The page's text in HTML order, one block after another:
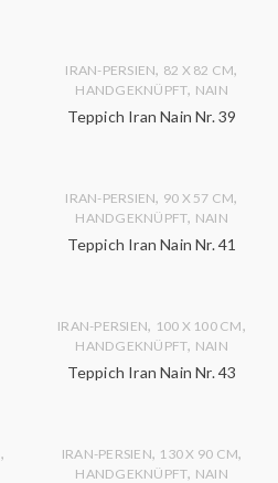
IRAN-PERSIEN, 82 X 82 CM,
HANDGEKNÜPFT, NAIN
Teppich Iran Nain Nr. 39
IRAN-PERSIEN, 90 X 57 CM,
HANDGEKNÜPFT, NAIN
Teppich Iran Nain Nr. 41
IRAN-PERSIEN, 100 X 100 CM,
HANDGEKNÜPFT, NAIN
Teppich Iran Nain Nr. 43
, IRAN-PERSIEN, 130 X 90 CM,
HANDGEKNÜPFT, NAIN